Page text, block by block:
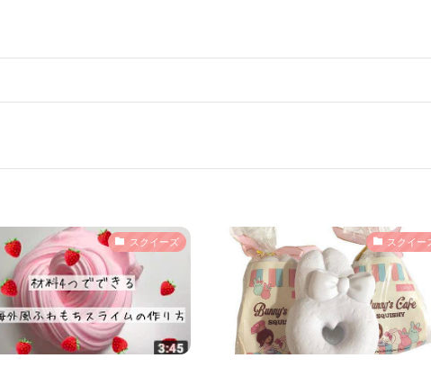
スクイーズ スクイー